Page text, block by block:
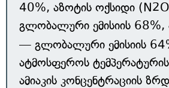
40%, აზოტის ოქსიდი
გლობალური ემისიის 68%,
— გლობალური ემისიის
ატმოსფეროს ტემპერატურის
ამიაკის კონცენტრაციის